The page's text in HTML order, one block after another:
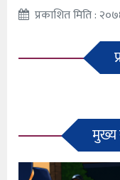
प्रकाशित मिति :
मुख्य